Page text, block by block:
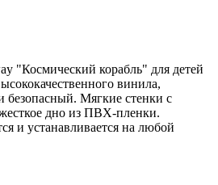
"Космический корабль" для детей
винила,
Мягкие стенки с
дно из ПВХ-пленки.
и устанавливается на любой